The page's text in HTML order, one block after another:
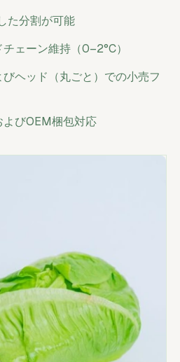
た分割が可能
ェーン維持（0–2°C）
ヘッド（丸ごと）での小売フ
びOEM梱包対応